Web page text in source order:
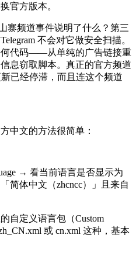
官方版本。
频道事件说明了什么？第三
不会对它做安全扫描。
何代码——从单纯的广告链接重
息窃取脚本。真正的官方频道
已经停滞，而且连这个频道
文的方法很简单：
→ 看当前语言是否显示为
简体中文（zhcncc）」且来自
自定义语言包（Custom
或 cn.xml 这种，基本